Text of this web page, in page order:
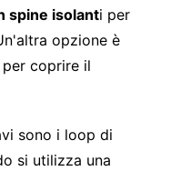
spine isolanti per
opzione è
coprire il
sono i loop di
si utilizza una